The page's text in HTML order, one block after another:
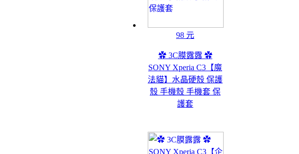
98 元
✿ 3C膜露露 ✿
SONY Xperia C3【魔
法貓】水晶硬殼 保護
殼 手機殼 手機套 保
護套